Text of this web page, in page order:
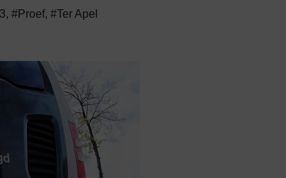
, #Proef, #Ter Apel